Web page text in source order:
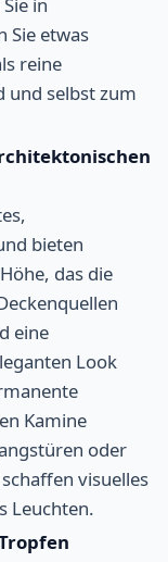
Sie etwas
reine
und selbst zum
bieten
das die
eine
Look
Kamine
oder
visuelles
Leuchten.